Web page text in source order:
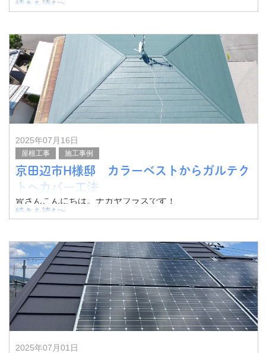
今回は大阪市住吉区K様邸にて、カラーベストからアスフ
その様子をご紹介したいと思います。
ドロー
続きを読む>
2025年07月16日
屋根工事 施工事例
京田辺市H様邸 カラーベストからガルテク
トへカバー工法
皆さんこんにちは。ナガヤプラスです！
今回は京田辺市H様にて、カラーベストからガルテクトへ
その様子をご紹介したいと思います。
一度塗装されているようで
続きを読む>
2025年07月01日